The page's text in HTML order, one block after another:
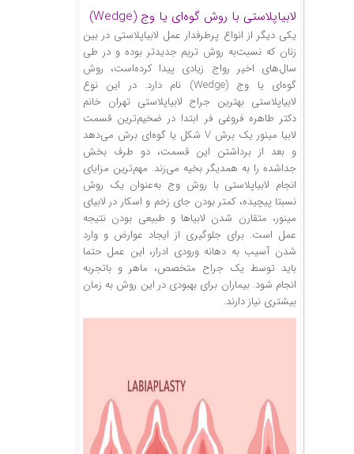
لابیا‌پلاستی با روش گوه‌ای یا وج (Wedge)
یکی دیگر از انواع پرطرفدار عمل لابیاپلاستی در بین
زنان که نسبت‌به روش تریم جدیدتر بوده و در طی
سال‌های اخیر رواج زیادی پیدا کرده‌است، روش
گوه‌ای یا وج (Wedge) نام دارد. در این نوع
لابیاپلاستی بهترین جراح لابیاپلاستی تهران خانم
دکتر طاهره فروغی فر ابتدا در ضخیم‌ترین قسمت‌
لابیا مینور یک برش V شکل یا گوه‌ای برش می‌دهد
و بعد از برداشتن این قسمت، دو طرف بخش
جداشده را به همدیگر بخیه می‌زند. مهم‌ترین مزایای
انجام لابیاپلاستی با روش وج به‌عنوان یک روش
نسبتا پیچیده، کمتر بودن جای زخم و اسکار در لابیای
مینور، متقارن شدن لابیاها و طبیعی بودن نتیجه
عمل است. برای جلوگیری از ایجاد عوارض و وارد
شدن آسیب به دهانه ورودی ادرار، این عمل حتما
باید توسط یک جراح متخصص، ماهر و باتجربه
انجام شود. بیماران برای بهبودی در این روش به زمان
بیشتری نیاز دارند.